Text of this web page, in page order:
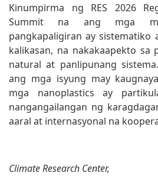
Kinumpirma ng RES 2026
Summit na ang mga
pangkapaligiran ay sistematiko
kalikasan, na nakakaapekto sa
natural at panlipunang
ang mga isyung may
mga nanoplastics ay
nangangailangan ng
aaral at internasyonal na
Climate Research Center,